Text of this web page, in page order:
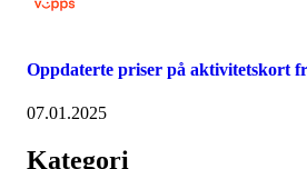
Oppdaterte priser på aktivitetskort
07.01.2025
Kategori